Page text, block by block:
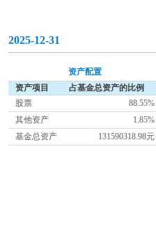
2025-12-31
资产配置
资产项目
占基金总资产的比例
股票
88.55%
其他资产
1.85%
基金总资产
131590318.98元